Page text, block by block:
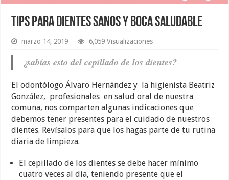
Tips para dientes sanos y boca saludable
marzo 14, 2019 6,059 Visualizaciones
¿sabías esto del cepillado de los dientes?
El odontólogo Álvaro Hernández y la higienista Beatriz
González, profesionales en salud oral de nuestra
comuna, nos comparten algunas indicaciones que
debemos tener presentes para el cuidado de nuestros
dientes. Revísalos para que los hagas parte de tu rutina
diaria de limpieza.
El cepillado de los dientes se debe hacer mínimo
cuatro veces al día, teniendo presente que el